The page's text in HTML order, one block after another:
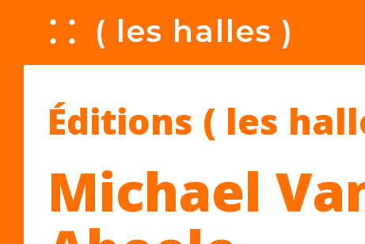
A ( les halles )
Éditions ( les
Michael